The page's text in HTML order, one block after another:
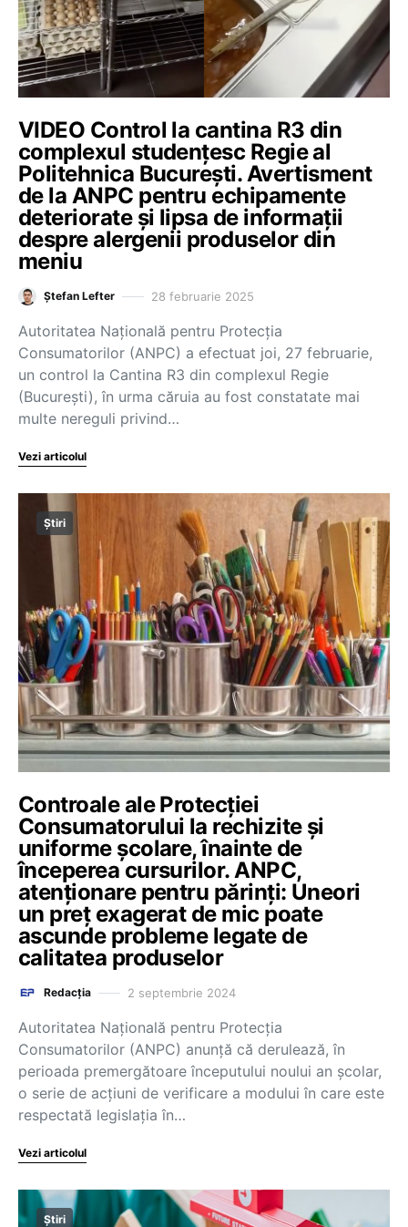
VIDEO Control la cantina R3 din
complexul studențesc Regie al
Politehnica București. Avertisment
de la ANPC pentru echipamente
deteriorate și lipsa de informații
despre alergenii produselor din
meniu
Ștefan Lefter 28 februarie 2025
Autoritatea Națională pentru Protecția
Consumatorilor (ANPC) a efectuat joi, 27 februarie,
un control la Cantina R3 din complexul Regie
(București), în urma căruia au fost constatate mai
multe nereguli privind…
Vezi articolul
Știri
Controale ale Protecției
Consumatorului la rechizite și
uniforme școlare, înainte de
începerea cursurilor. ANPC,
atenționare pentru părinți: Uneori
un preț exagerat de mic poate
ascunde probleme legate de
calitatea produselor
Redacția 2 septembrie 2024
Autoritatea Naţională pentru Protecţia
Consumatorilor (ANPC) anunță că derulează, în
perioada premergătoare începutului noului an şcolar,
o serie de acţiuni de verificare a modului în care este
respectată legislaţia în…
Vezi articolul
Știri